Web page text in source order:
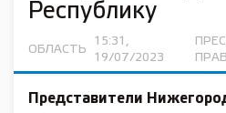
Республику
ОБЛАСТЬ
15:31,
19/07/2023
Представители